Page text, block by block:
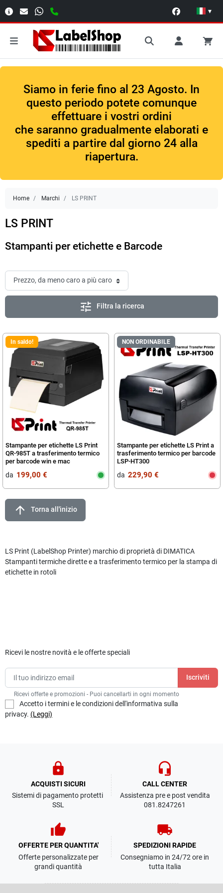
▾
Siamo in ferie fino al 23 Agosto. In
questo periodo potete comunque
effettuare i vostri ordini
che saranno gradualmente elaborati e
spediti a partire dal giorno 24 alla
riapertura.
Home Marchi LS PRINT
LS PRINT
Stampanti per etichette e Barcode
tune Filtra la ricerca
In saldo!
Stampante per etichette LS Print
QR-985T a trasferimento termico
per barcode win e mac
da‎ ‎ 199,00 €
NON ORDINABILE
Stampante per etichette LS Print a
trasferimento termico per barcode
LSP-HT300
da‎ ‎ 229,90 €
arrow_upward Torna all'inizio
LS Print (LabelShop Printer) marchio di proprietà di DIMATICA
Stampanti termiche dirette e a trasferimento termico per la stampa di
etichette in rotoli
Ricevi le nostre novità e le offerte speciali
Ricevi offerte e promozioni - Puoi cancellarti in ogni momento
Accetto i termini e le condizioni dell'informativa sulla
privacy. (Leggi)
lock
ACQUISTI SICURI
Sistemi di pagamento protetti
SSL
headset_mic
CALL CENTER
Assistenza pre e post vendita
081.8247261
thumb_up
OFFERTE PER QUANTITA'
Offerte personalizzate per
grandi quantità
local_shipping
SPEDIZIONI RAPIDE
Consegniamo in 24/72 ore in
tutta Italia